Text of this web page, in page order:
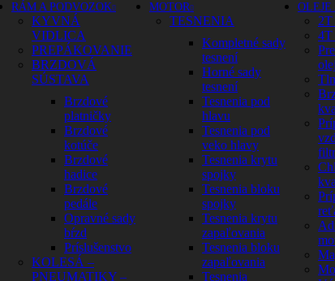
RÁM A PODVOZOK
KYVNÁ
VIDLICA
PREPÁKOVANIE
BRZDOVÁ
SÚSTAVA
Brzdové
platničky
Brzdové
kotúče
Brzdové
hadice
Brzdové
pedále
Opravné sady
bŕzd
Príslušenstvo
KOLESÁ –
PNEUMATIKY –
MOTOR
TESNENIA
Kompletné sady
tesnení
Horné sady
tesnení
Tesnenia pod
hlavu
Tesnenia pod
veko hlavy
Tesnenia krytu
spojky
Tesnenia bloku
spojky
Tesnenia krytu
zapaľovania
Tesnenia bloku
zapaľovania
Tesnenia
2T
4T